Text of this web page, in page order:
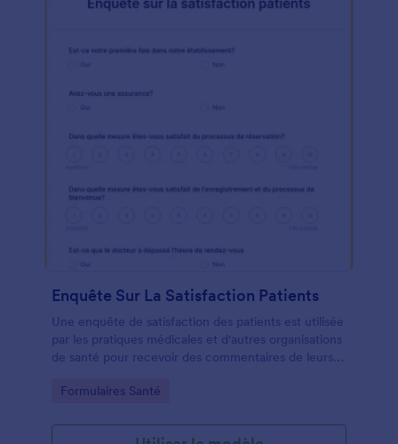
Enquête Sur La Satisfaction Patients
Une enquête de satisfaction des patients est utilisée
par les pratiques médicales et d'autres organisations
de santé pour recevoir des commentaires de leurs
satisfaction des patients en ligne, vous pouvez
commentaires importants de vos patients en ligne! Il
Go to Category:
Formulaires Santé